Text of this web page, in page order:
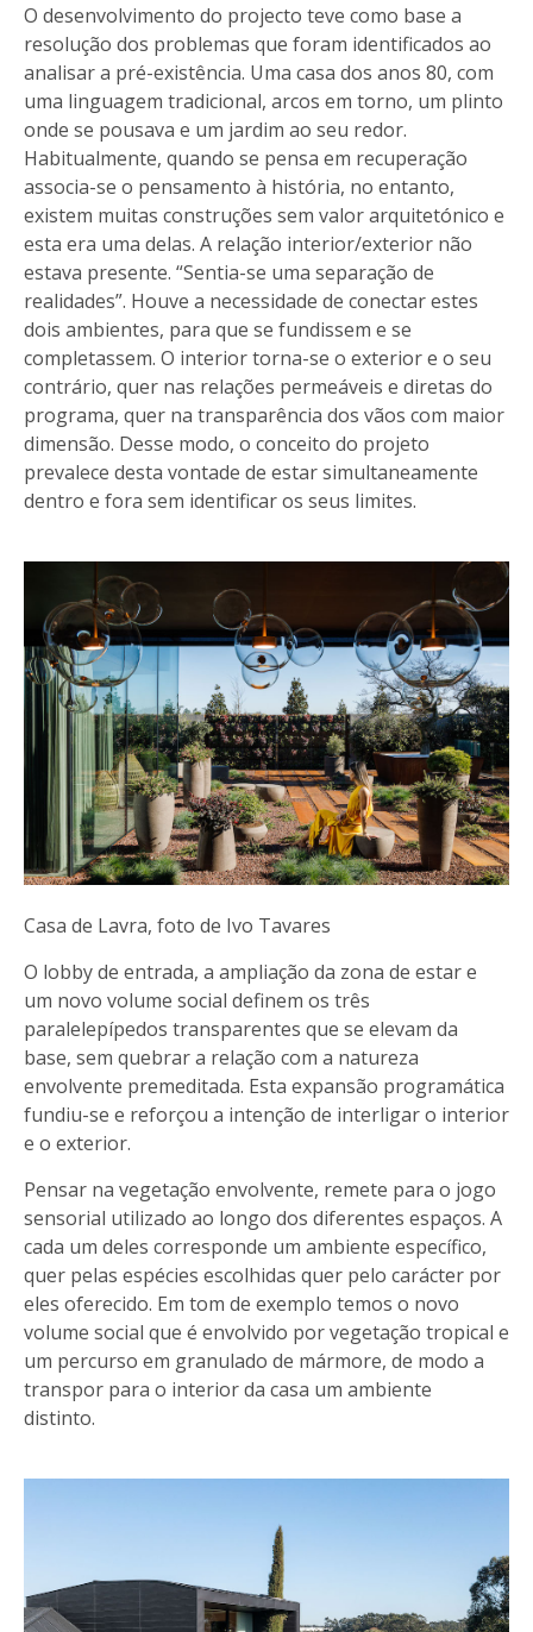
O desenvolvimento do projecto teve como base a
resolução dos problemas que foram identificados ao
analisar a pré-existência. Uma casa dos anos 80, com
uma linguagem tradicional, arcos em torno, um plinto
onde se pousava e um jardim ao seu redor.
Habitualmente, quando se pensa em recuperação
associa-se o pensamento à história, no entanto,
existem muitas construções sem valor arquitetónico e
esta era uma delas. A relação interior/exterior não
estava presente. “Sentia-se uma separação de
realidades”. Houve a necessidade de conectar estes
dois ambientes, para que se fundissem e se
completassem. O interior torna-se o exterior e o seu
contrário, quer nas relações permeáveis e diretas do
programa, quer na transparência dos vãos com maior
dimensão. Desse modo, o conceito do projeto
prevalece desta vontade de estar simultaneamente
dentro e fora sem identificar os seus limites.
Casa de Lavra, foto de Ivo Tavares
O lobby de entrada, a ampliação da zona de estar e
um novo volume social definem os três
paralelepípedos transparentes que se elevam da
base, sem quebrar a relação com a natureza
envolvente premeditada. Esta expansão programática
fundiu-se e reforçou a intenção de interligar o interior
e o exterior.
Pensar na vegetação envolvente, remete para o jogo
sensorial utilizado ao longo dos diferentes espaços. A
cada um deles corresponde um ambiente específico,
quer pelas espécies escolhidas quer pelo carácter por
eles oferecido. Em tom de exemplo temos o novo
volume social que é envolvido por vegetação tropical e
um percurso em granulado de mármore, de modo a
transpor para o interior da casa um ambiente
distinto.